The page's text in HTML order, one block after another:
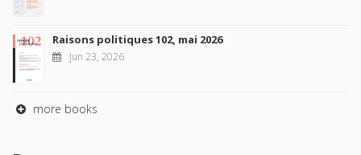
Raisons politiques 102, mai 2026
Jun 23, 2026
more books